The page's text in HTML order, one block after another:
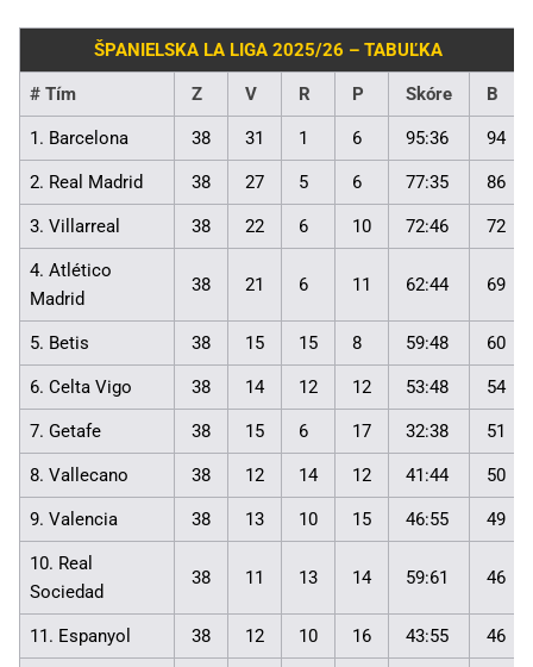
ŠPANIELSKA LA LIGA 2025/26 – TABUĽKA
# Tím Z V R P Skóre B
1. Barcelona 38 31 1 6 95:36 94
2. Real Madrid 38 27 5 6 77:35 86
3. Villarreal 38 22 6 10 72:46 72
4. Atlético
Madrid
38 21 6 11 62:44 69
5. Betis 38 15 15 8 59:48 60
6. Celta Vigo 38 14 12 12 53:48 54
7. Getafe 38 15 6 17 32:38 51
8. Vallecano 38 12 14 12 41:44 50
9. Valencia 38 13 10 15 46:55 49
10. Real
Sociedad
38 11 13 14 59:61 46
11. Espanyol 38 12 10 16 43:55 46